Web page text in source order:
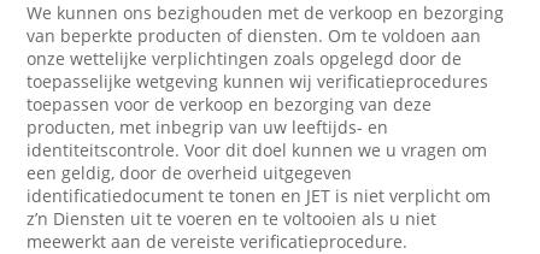
We kunnen ons bezighouden met de verkoop en bezorging
van beperkte producten of diensten. Om te voldoen aan
onze wettelijke verplichtingen zoals opgelegd door de
toepasselijke wetgeving kunnen wij verificatieprocedures
toepassen voor de verkoop en bezorging van deze
producten, met inbegrip van uw leeftijds- en
identiteitscontrole. Voor dit doel kunnen we u vragen om
een geldig, door de overheid uitgegeven
identificatiedocument te tonen en JET is niet verplicht om
z’n Diensten uit te voeren en te voltooien als u niet
meewerkt aan de vereiste verificatieprocedure.